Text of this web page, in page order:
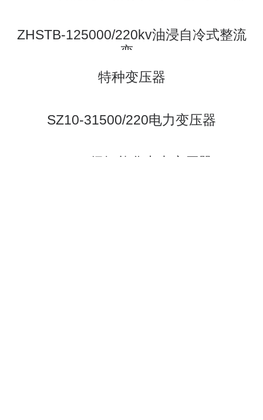
ZHSTB-125000/220kv油浸自冷式整流
变...
特种变压器
SZ10-31500/220电力变压器
330Kv级智能化电力变压器